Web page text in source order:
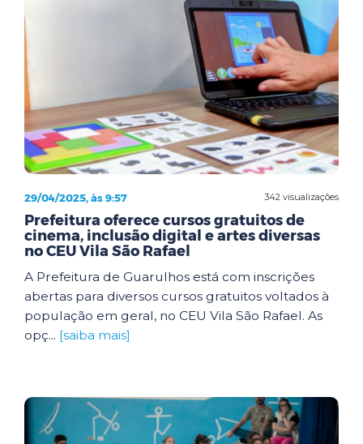
342 visualizações
29/04/2025, às 9:57
Prefeitura oferece cursos gratuitos de
cinema, inclusão digital e artes diversas
no CEU Vila São Rafael
A Prefeitura de Guarulhos está com inscrições
abertas para diversos cursos gratuitos voltados à
população em geral, no CEU Vila São Rafael. As
opç... [saiba mais]